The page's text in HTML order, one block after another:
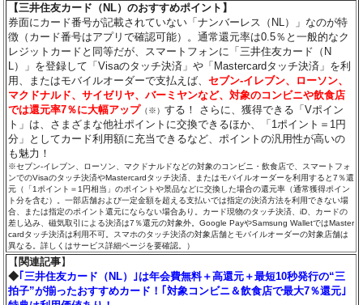
【三井住友カード（NL）のおすすめポイント】
券面にカード番号が記載されていない「ナンバーレス（NL）」なのが特
徴（カード番号はアプリで確認可能）。通常還元率は0.5％と一般的なク
レジットカードと同等だが、スマートフォンに「三井住友カード（N
L）」を登録して「Visaのタッチ決済」や「Mastercardタッチ決済」を利
用、またはモバイルオーダーで支払えば、セブン‐イレブン、ローソン、
マクドナルド、サイゼリヤ、バーミヤンなど、対象のコンビニや飲食店
では還元率7％に大幅アップ （※）する！ さらに、獲得できる「Vポイン
ト」は、さまざまな他社ポイントに交換できるほか、「1ポイント＝1円
分」としてカード利用額に充当できるなど、ポイントの汎用性が高いの
も魅力！
※セブン‐イレブン、ローソン、マクドナルドなどの対象のコンビニ・飲食店で、スマートフォ
ンでのVisaのタッチ決済やMastercardタッチ決済、またはモバイルオーダーを利用すると7％還
元（「1ポイント＝1円相当」のポイントや景品などに交換した場合の還元率（通常獲得ポイン
ト分を含む）。一部店舗および一定金額を超える支払いでは指定の決済方法を利用できない場
合、または指定のポイント還元にならない場合あり。カード現物のタッチ決済、iD、カードの
差し込み、磁気取引による決済は7％還元の対象外。Google PayやSamsung WalletではMaster
cardタッチ決済は利用不可。スマホのタッチ決済の対象店舗とモバイルオーダーの対象店舗は
異なる。詳しくはサービス詳細ページを要確認。）
【 関連記事】
◆ ｢三井住友カード（NL）｣は年会費無料＋高還元＋最短10秒発行の“三
拍子”が揃ったおすすめカード！｢対象コンビニ＆飲食店で最大7％還元｣